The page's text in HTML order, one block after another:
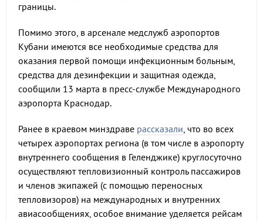
границы.
Помимо этого, в арсенале медслужб аэропортов
Кубани имеются все необходимые средства для
оказания первой помощи инфекционным больным,
средства для дезинфекции и защитная одежда,
сообщили 13 марта в пресс-службе Международного
аэропорта Краснодар.
Ранее в краевом минздраве рассказали, что во всех
четырех аэропортах региона (в том числе в аэропорту
внутреннего сообщения в Геленджике) круглосуточно
осуществляют тепловизионный контроль пассажиров
и членов экипажей (с помощью переносных
тепловизоров) на международных и внутренних
авиасообщениях, особое внимание уделяется рейсам